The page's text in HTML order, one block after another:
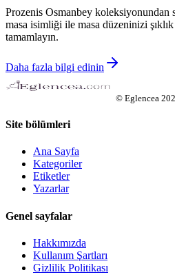
Prozenis Osmanbey koleksiyonundan
masa isimliği ile masa düzeninizi
tamamlayın.
Daha fazla bilgi edinin
© Eglencea
Site bölümleri
Ana Sayfa
Kategoriler
Etiketler
Yazarlar
Genel sayfalar
Hakkımızda
Kullanım Şartları
Gizlilik Politikası